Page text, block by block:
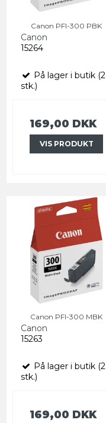
Canon PFI-300 PBK
Canon
15264
På lager i butik (2
stk.)
169,00 DKK
VIS PRODUKT
Canon PFI-300 MBK
Canon
15263
På lager i butik (2
stk.)
169,00 DKK